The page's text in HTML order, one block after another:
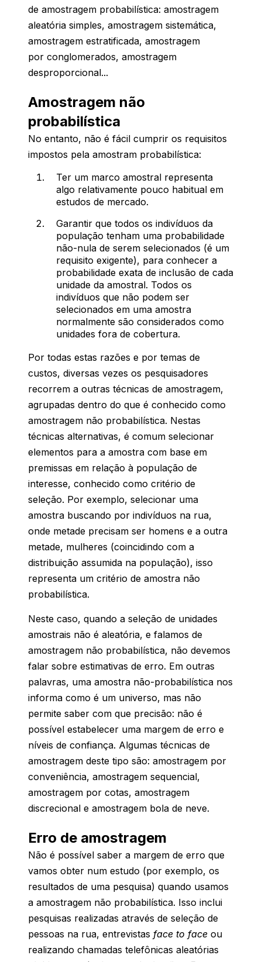
de amostragem probabilística: amostragem
aleatória simples, amostragem sistemática,
amostragem estratificada, amostragem
por conglomerados, amostragem
desproporcional...
Amostragem não
probabilística
No entanto, não é fácil cumprir os requisitos
impostos pela amostram probabilística:
Ter um marco amostral representa
algo relativamente pouco habitual em
estudos de mercado.
Garantir que todos os indivíduos da
população tenham uma probabilidade
não-nula de serem selecionados (é um
requisito exigente), para conhecer a
probabilidade exata de inclusão de cada
unidade da amostral. Todos os
indivíduos que não podem ser
selecionados em uma amostra
normalmente são considerados como
unidades fora de cobertura.
Por todas estas razões e por temas de
custos, diversas vezes os pesquisadores
recorrem a outras técnicas de amostragem,
agrupadas dentro do que é conhecido como
amostragem não probabilística. Nestas
técnicas alternativas, é comum selecionar
elementos para a amostra com base em
premissas em relação à população de
interesse, conhecido como critério de
seleção. Por exemplo, selecionar uma
amostra buscando por indivíduos na rua,
onde metade precisam ser homens e a outra
metade, mulheres (coincidindo com a
distribuição assumida na população), isso
representa um critério de amostra não
probabilística.
Neste caso, quando a seleção de unidades
amostrais não é aleatória, e falamos de
amostragem não probabilística, não devemos
falar sobre estimativas de erro. Em outras
palavras, uma amostra não-probabilística nos
informa como é um universo, mas não
permite saber com que precisão: não é
possível estabelecer uma margem de erro e
níveis de confiança. Algumas técnicas de
amostragem deste tipo são: amostragem por
conveniência, amostragem sequencial,
amostragem por cotas, amostragem
discrecional e amostragem bola de neve.
Erro de amostragem
Não é possível saber a margem de erro que
vamos obter num estudo (por exemplo, os
resultados de uma pesquisa) quando usamos
a amostragem não probabilística. Isso inclui
pesquisas realizadas através de seleção de
pessoas na rua, entrevistas face to face ou
realizando chamadas telefônicas aleatórias